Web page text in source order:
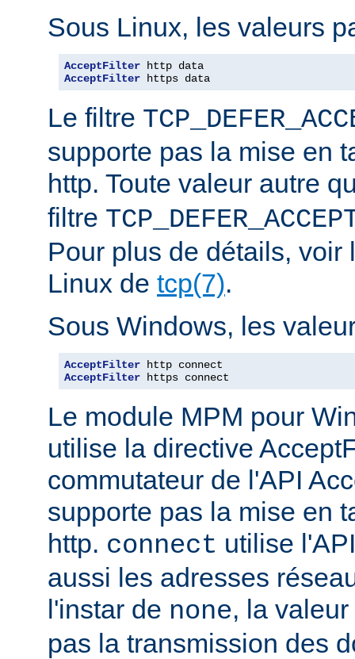
Sous Linux, les valeurs
AcceptFilter
AcceptFilter https data
Le filtre
supporte pas la mise en
http. Toute valeur autre
filtre
Pour plus de détails, voir
Linux de tcp(7).
Sous Windows, les
AcceptFilter
AcceptFilter https connect
Le module MPM pour
utilise la directive
commutateur de l'API
supporte pas la mise en
http. connect utilise
aussi les adresses
l'instar de none, la valeur
pas la transmission des